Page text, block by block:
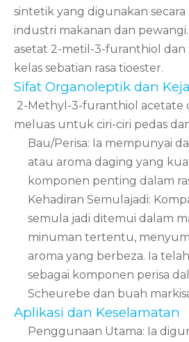
sintetik yang digunakan
industri makanan dan
asetat 2-metil-3-furanthiol
kelas sebatian rasa tioester.
Sifat Organoleptik dan
2-Methyl-3-furanthiol acetate
meluas untuk ciri-ciri pedas
Bau/Perisa: Ia mempunyai
atau aroma daging yang
komponen penting dalam
Kehadiran Semulajadi:
semula jadi ditemui dalam
minuman tertentu,
aroma yang berbeza. Ia
sebagai komponen perisa
Scheurebe dan buah
Aplikasi dan Keselamatan
Penggunaan Utama: Ia